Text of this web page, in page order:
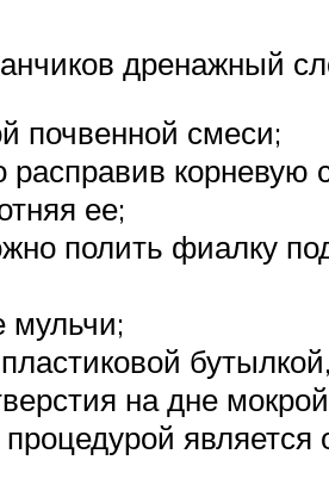
дренажный
почвенной смеси;
расправив корневую
ее;
полить фиалку
мульчи;
на дне
является